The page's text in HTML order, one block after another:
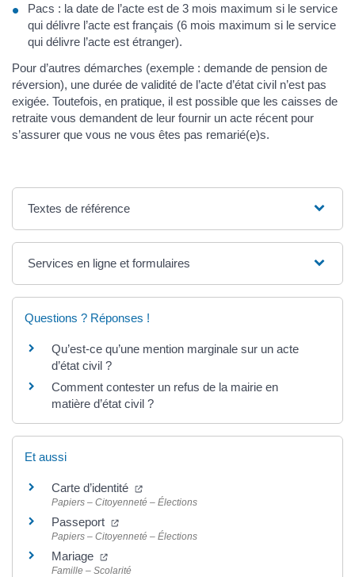
Pacs : la date de l’acte est de 3 mois maximum si le service
qui délivre l’acte est français (6 mois maximum si le service
qui délivre l’acte est étranger).
Pour d’autres démarches (exemple : demande de pension de
réversion), une durée de validité de l’acte d’état civil n’est pas
exigée. Toutefois, en pratique, il est possible que les caisses de
retraite vous demandent de leur fournir un acte récent pour
s’assurer que vous ne vous êtes pas remarié(e)s.
Textes de référence
Services en ligne et formulaires
Questions ? Réponses !
Qu’est-ce qu’une mention marginale sur un acte
d’état civil ?
Comment contester un refus de la mairie en
matière d’état civil ?
Et aussi
Carte d’identité
Papiers – Citoyenneté – Élections
Passeport
Papiers – Citoyenneté – Élections
Mariage
Famille – Scolarité